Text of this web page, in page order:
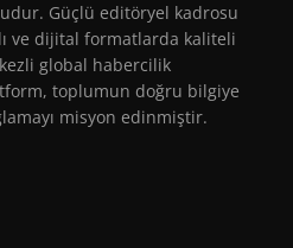
Güçlü editöryel kadrosu
ve dijital formatlarda kaliteli
global habercilik
toplumun doğru bilgiye
misyon edinmiştir.